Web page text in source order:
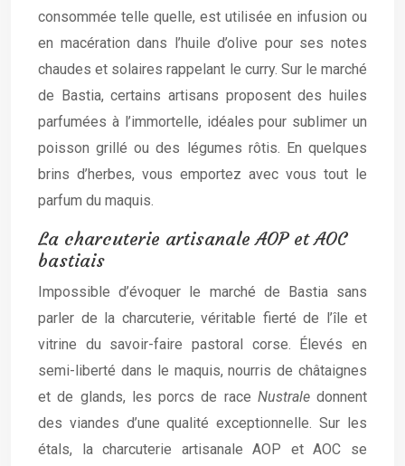
consommée telle quelle, est utilisée en infusion ou
en macération dans l’huile d’olive pour ses notes
chaudes et solaires rappelant le curry. Sur le marché
de Bastia, certains artisans proposent des huiles
parfumées à l’immortelle, idéales pour sublimer un
poisson grillé ou des légumes rôtis. En quelques
brins d’herbes, vous emportez avec vous tout le
parfum du maquis.
La charcuterie artisanale AOP et AOC
bastiais
Impossible d’évoquer le marché de Bastia sans
parler de la charcuterie, véritable fierté de l’île et
vitrine du savoir-faire pastoral corse. Élevés en
semi-liberté dans le maquis, nourris de châtaignes
et de glands, les porcs de race Nustraledonnent
des viandes d’une qualité exceptionnelle. Sur les
étals, la charcuterie artisanale AOP et AOC se